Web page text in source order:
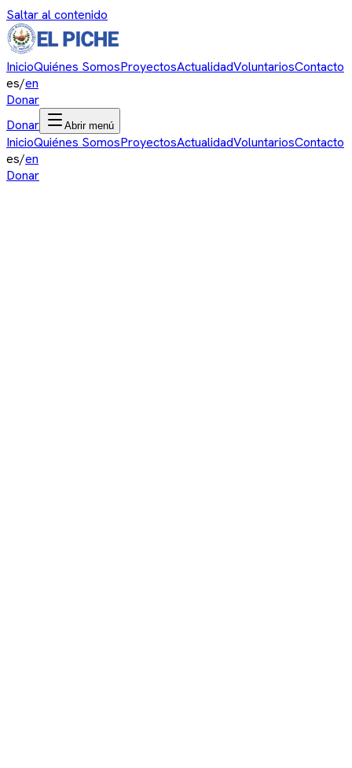
Saltar al contenido
InicioQuiénes SomosProyectosActualidadVoluntariosContacto
es/en
Donar
Donar
Abrir menú
InicioQuiénes SomosProyectosActualidadVoluntariosContacto
es/en
Donar